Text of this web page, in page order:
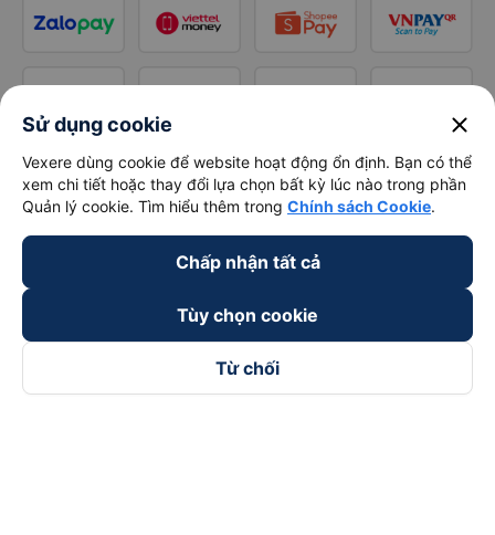
Sử dụng cookie close
Vexere dùng cookie để website hoạt động ổn định. Bạn có thể
xem chi tiết hoặc thay đổi lựa chọn bất kỳ lúc nào trong phần
Quản lý cookie. Tìm hiểu thêm trong Chính sách Cookie.
Chấp nhận tất cả
Tùy chọn cookie
Từ chối